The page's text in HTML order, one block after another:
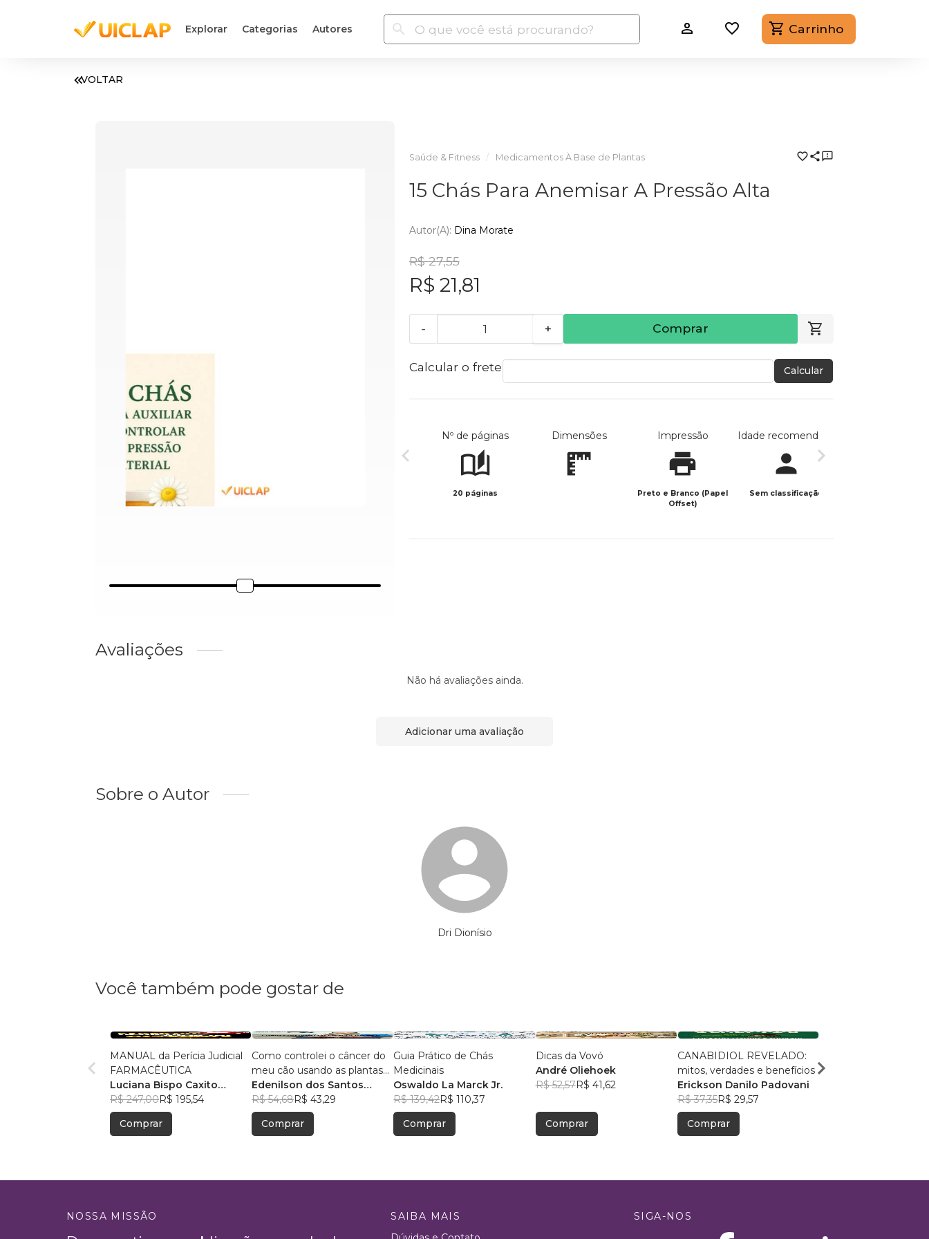
Explorar Categorias Autores Carrinho
VOLTAR
Saúde & Fitness Medicamentos À Base de Plantas
15 Chás Para Anemisar A Pressão Alta
Autor(a): Dina Morate
R$ 27,55
R$ 21,81
- + Comprar
Calcular o frete Calcular
Nº de páginas
20 páginas
Dimensões Impressão
Preto e Branco (Papel
Offset)
Idade recomendada
Sem classificação
Avaliações
Não há avaliações ainda.
Adicionar uma avaliação
Sobre o Autor
Dri Dionísio
Você também pode gostar de
MANUAL da Perícia Judicial
FARMACÊUTICA
Luciana Bispo Caxito
Lopes Cançado
R$ 247,00R$ 195,54
Comprar
Como controlei o câncer do
meu cão usando as plantas
medicinais
Edenilson dos Santos
Niculau
R$ 54,68R$ 43,29
Comprar
Guia Prático de Chás
Medicinais
Oswaldo La Marck Jr.
R$ 139,42R$ 110,37
Comprar
Dicas da Vovó
André Oliehoek
R$ 52,57R$ 41,62
Comprar
CANABIDIOL REVELADO:
mitos, verdades e benefícios
Erickson Danilo Padovani
R$ 37,35R$ 29,57
Comprar
ANTECEDEM
NOSSA MISSÃO
SAIBA MAIS
SIGA-NOS